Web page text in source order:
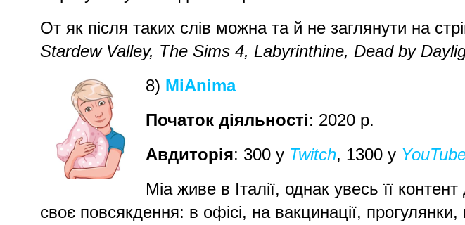
От як після таких слів можна та й не заглянути на
Stardew Valley, The Sims 4, Labyrinthine, Dead by
8) MiAnima
Початок діяльності: 2020 р.
Авдиторія: 300 у Twitch, 1300 у
Міа живе в Італії, однак увесь її
своє повсякдення: в офісі, на вакцинації,